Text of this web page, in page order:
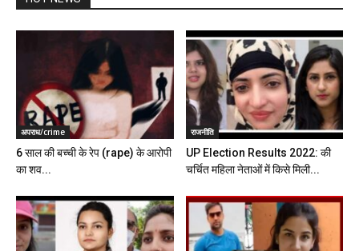
अपराध/crime
6 साल की बच्ची के रेप (rape) के आरोपी
का शव...
राजनीति
UP Election Results 2022: की
चर्चित महिला नेताओं में किसे मिली...